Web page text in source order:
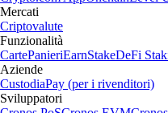
Mercati
Criptovalute
Funzionalità
CartePanieriEarnStakeDeFi
Aziende
CustodiaPay (per i rivenditori)
Sviluppatori